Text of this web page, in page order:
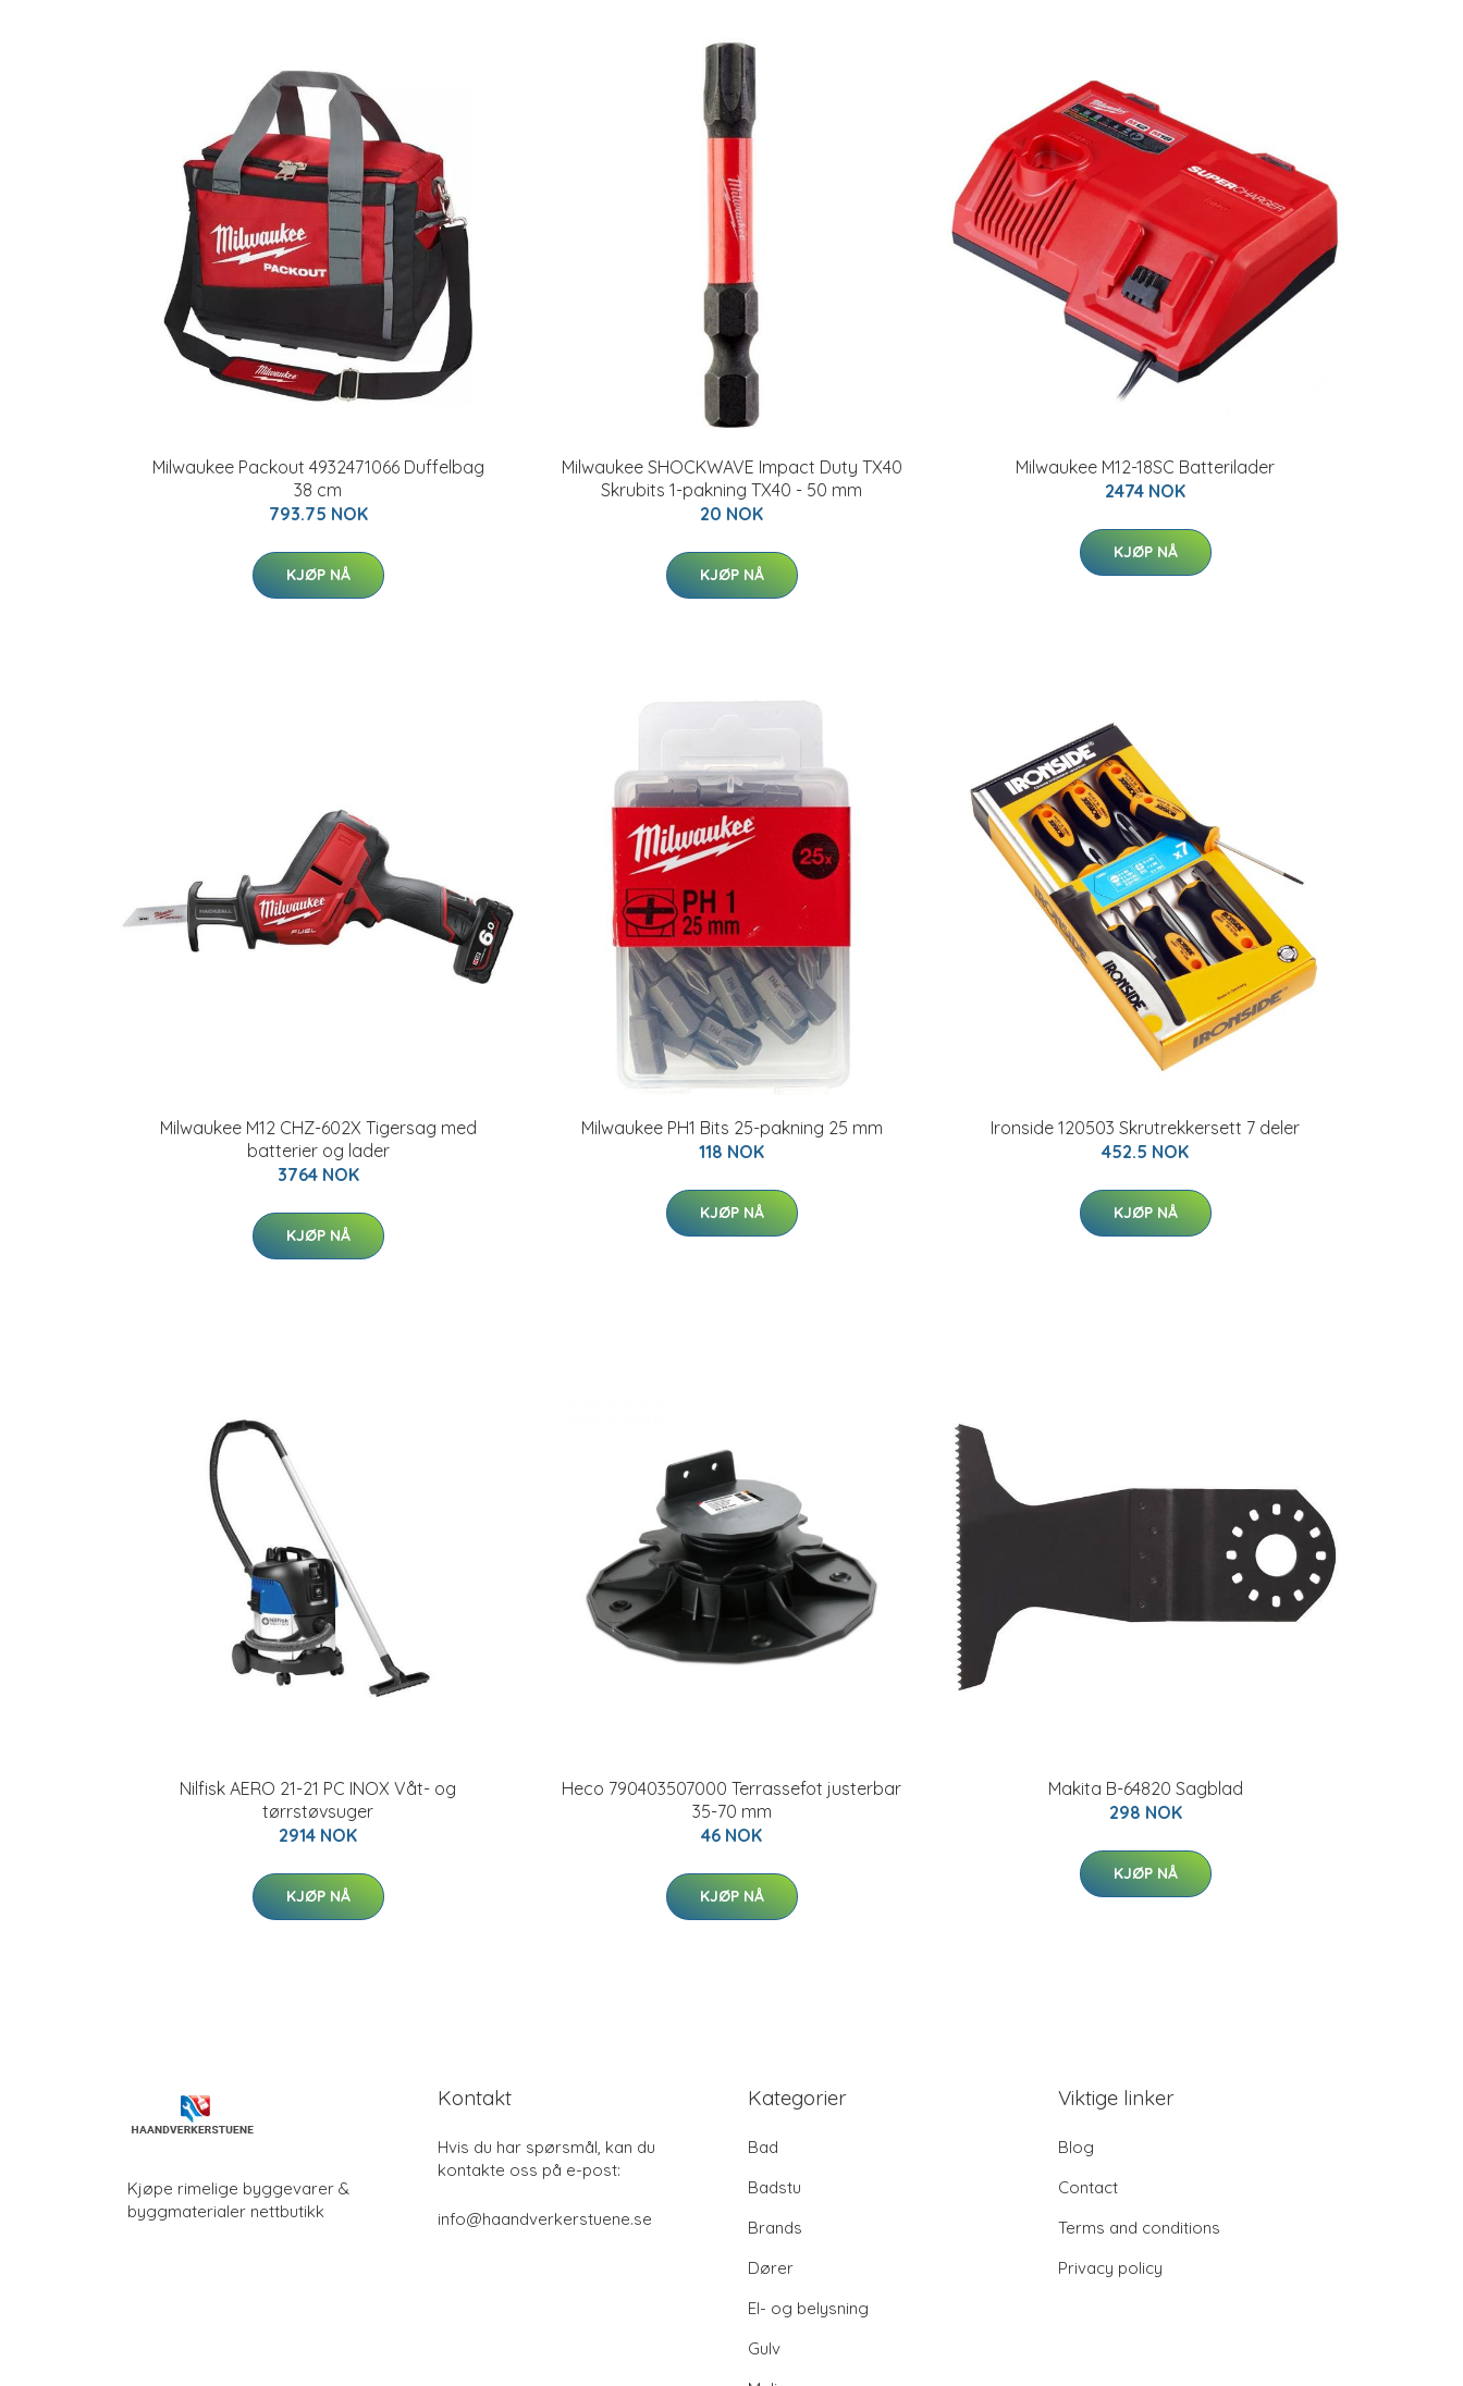
Milwaukee Packout 4932471066 Duffelbag
38 cm
793.75 NOK
KJØP NÅ
Milwaukee SHOCKWAVE Impact Duty TX40
Skrubits 1-pakning TX40 - 50 mm
20 NOK
KJØP NÅ
Milwaukee M12-18SC Batterilader
2474 NOK
KJØP NÅ
Milwaukee M12 CHZ-602X Tigersag med
batterier og lader
3764 NOK
KJØP NÅ
Milwaukee PH1 Bits 25-pakning 25 mm
118 NOK
KJØP NÅ
Ironside 120503 Skrutrekkersett 7 deler
452.5 NOK
KJØP NÅ
Nilfisk AERO 21-21 PC INOX Våt- og
tørrstøvsuger
2914 NOK
KJØP NÅ
Heco 790403507000 Terrassefot justerbar
35-70 mm
46 NOK
KJØP NÅ
Makita B-64820 Sagblad
298 NOK
KJØP NÅ
Kjøpe rimelige byggevarer &
byggmaterialer nettbutikk
Kontakt
Hvis du har spørsmål, kan du
kontakte oss på e-post:
info@haandverkerstuene.se
Kategorier
Bad
Badstu
Brands
Dører
El- og belysning
Gulv
Viktige linker
Blog
Contact
Terms and conditions
Privacy policy